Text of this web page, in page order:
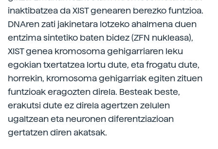
inaktibatzea da XIST genearen berezko funtzioa.
DNAren zati jakinetara lotzeko ahalmena duen
entzima sintetiko baten bidez (ZFN nukleasa),
XIST genea kromosoma gehigarriaren leku
egokian txertatzea lortu dute, eta frogatu dute,
horrekin, kromosoma gehigarriak egiten zituen
funtzioak eragozten direla. Besteak beste,
erakutsi dute ez direla agertzen zelulen
ugaltzean eta neuronen diferentziazioan
gertatzen diren akatsak.